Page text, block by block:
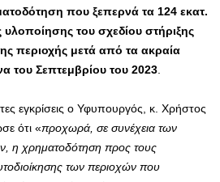
που ξεπερνά τα 124 εκατ.
του σχεδίου στήριξης
περιοχής μετά από τα ακραία
του Σεπτεμβρίου του 2023
εγκρίσεις ο Υφυπουργός, κ. Χρήστος
ότι «προχωρά, σε συνέχεια των
η χρηματοδότηση προς τους
των περιοχών που